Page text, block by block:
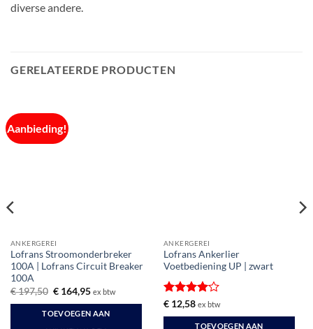
diverse andere.
GERELATEERDE PRODUCTEN
Aanbieding!
ANKERGEREI
Lofrans Stroomonderbreker
100A | Lofrans Circuit Breaker
100A
€197,50 Oorspronkelijke
was:
€ 197,50.
€164,95Huidige
is:
€ 164,95.
ex btw
TOEVOEGEN AAN
ANKERGEREI
Lofrans Ankerlier
Voetbediening UP | zwart
Gewaardeerd
4uit 5
€12,58 ex btw
TOEVOEGEN AAN